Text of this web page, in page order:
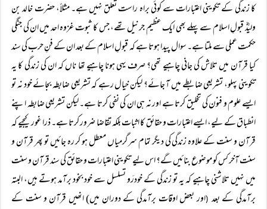
کا زندگی کے تکوینی اعتبارات سے کوئی براہ راست تعلق نہیں ہے۔ مثلاً، حضرت خالد بن
ولیدؓ قبولِ اسلام سے پہلے بھی ایک عظیم جرنیل تھے، جس کا ثبوت غزوہ احد میں ان کی جنگی
حکمت عملی سے ملتا ہے۔ سوال پیدا ہوتا ہے کہ قبولِ اسلام کے بعد ان کے فنِ حرب کی سند
کیا قرآن میں تلاش کی جانی چاہیے تھی؟ صرف یہی ہونا چاہیے تھا ناں کہ ان کی زندگی کا یہ
تکوینی پہلو، تشریعی ضابطے میں آ جائے؟ لیکن خیال رہے کہ تشریعی ضابطہ بجائے خود نہ تو
ایسے علوم و فنون کی تخلیق کرتا ہے اور نہ ہی ان کی نفی کرتا ہے۔ لیکن تشریعی ضابطہ اپنے
انطباق کے لیے، ایسے اعتبارات و حقائق کا اثبات بلکہ تقاضا ضرور کرتا ہے۔ ذرا غور کیجیے کہ
قرآن و سنت کے علاوہ زندگی کی دیگر تمام سرگرمیاں معطل ہو کر رہ جائیں تو پھر قرآن و
سنت آخر کس کو موضوع بنائیں گے؟ اس لیے تکوینی اعتبارات و حقائق کی سند قرآن و سنت
میں نہیں تلاشنی چاہیے کہ یہ تو زندگی کے خودرَو تسلسل سے خود بخود برآمد ہوتے ہیں، البتہ
برآمدگی کے بعد(اور بعض اوقات برآمدگی کے دوران میں) انھیں قرآن و سنت کے